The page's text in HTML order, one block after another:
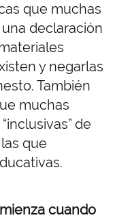
que muchas
declaración
y negarlas
También
muchas
de
que
cuando